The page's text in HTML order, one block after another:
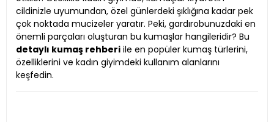
cildinizle uyumundan, özel günlerdeki şıklığına kadar pek
çok noktada mucizeler yaratır. Peki, gardırobunuzdaki en
önemli parçaları oluşturan bu kumaşlar hangileridir? Bu
detaylı kumaş rehberi ile en popüler kumaş türlerini,
özelliklerini ve kadın giyimdeki kullanım alanlarını
keşfedin.